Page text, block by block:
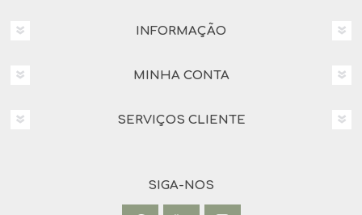
INFORMAÇÃO
MINHA CONTA
SERVIÇOS CLIENTE
SIGA-NOS